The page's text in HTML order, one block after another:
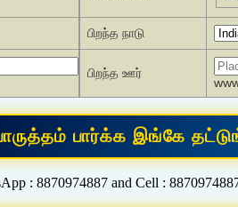
பிறந்த நாடு
பிறந்த ஊர்
: 8870974887 and Cell :